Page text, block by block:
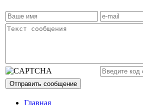
Главная